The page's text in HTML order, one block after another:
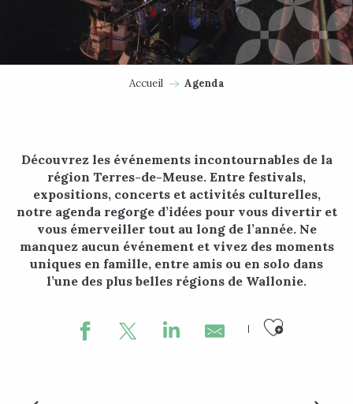
Accueil Agenda
Découvrez les événements incontournables de la
région Terres-de-Meuse. Entre festivals,
expositions, concerts et activités culturelles,
notre agenda regorge d’idées pour vous divertir et
vous émerveiller tout au long de l’année. Ne
manquez aucun événement et vivez des moments
uniques en famille, entre amis ou en solo dans
l’une des plus belles régions de Wallonie.